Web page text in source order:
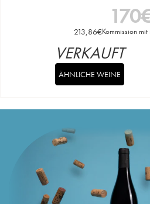
170
213,86€Kommission
VERKAUFT
ÄHNLICHE WEINE